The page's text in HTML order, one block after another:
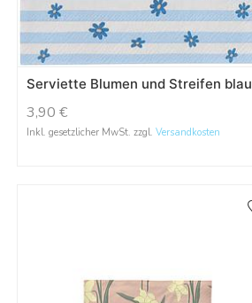
Serviette Blumen und Streifen blau
3,90 €
Inkl. gesetzlicher MwSt. zzgl.Versandkosten